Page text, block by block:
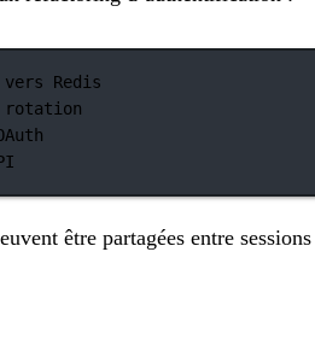
Redis
rotation
être partagées entre